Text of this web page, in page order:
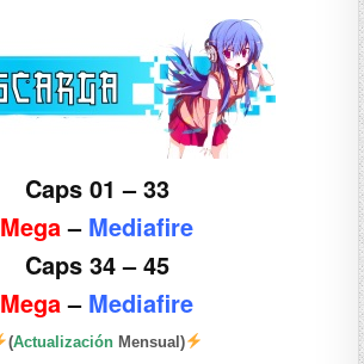
Caps 01 – 33
Mega– Mediafire
Caps 34 – 45
Mega– Mediafire
(Actualización Mensual)